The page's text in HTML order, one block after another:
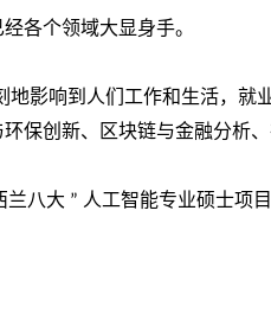
各个领域大显身手。
地影响到人们工作和生活，就
保创新、区块链与金融分析
兰八大 ” 人工智能专业硕士项目